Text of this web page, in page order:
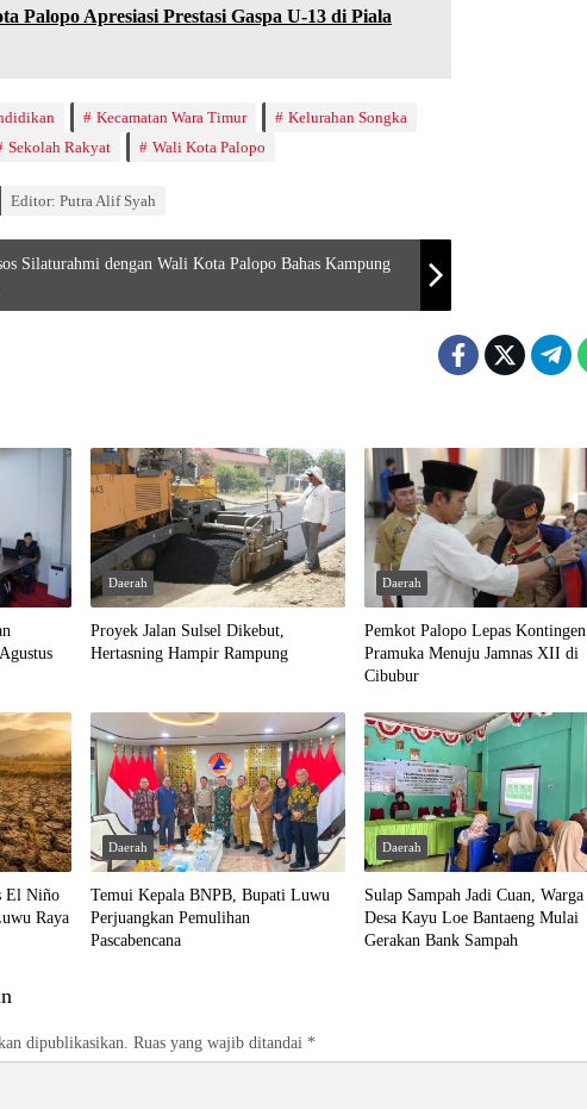
Palopo Apresiasi Prestasi Gaspa U-13 di Piala
Kecamatan Wara Timur
Kelurahan Songka
Sekolah Rakyat Wali Kota Palopo
Editor: Putra Alif Syah
Silaturahmi dengan Wali Kota Palopo Bahas Kampung
Daerah
Proyek Jalan Sulsel Dikebut,
Hertasning Hampir Rampung
Daerah
Pemkot Palopo Lepas Kontingen
Pramuka Menuju Jamnas XII di
Cibubur
El Niño
Raya
Daerah
Temui Kepala BNPB, Bupati Luwu
Perjuangkan Pemulihan
Pascabencana
Daerah
Sulap Sampah Jadi Cuan, Warga
Desa Kayu Loe Bantaeng Mulai
Gerakan Bank Sampah
dipublikasikan. Ruas yang wajib ditandai *